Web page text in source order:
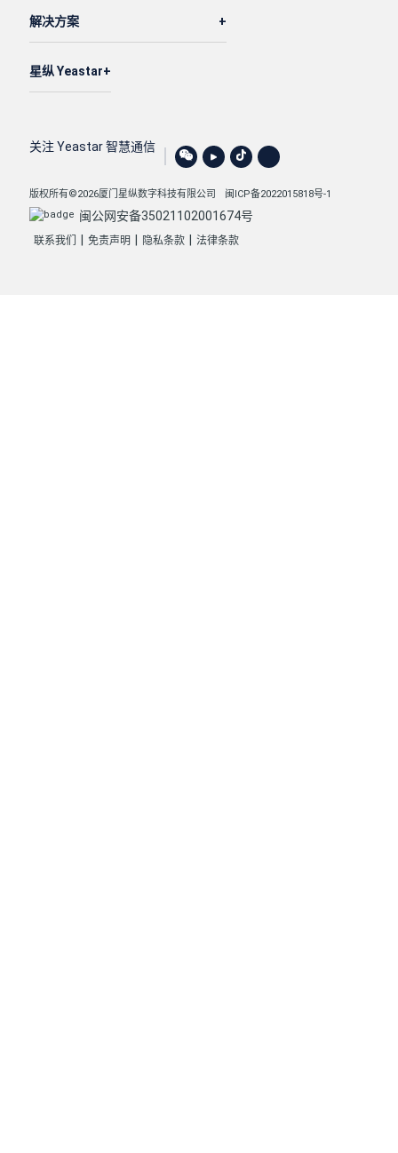
解决方案
星纵 Yeastar
关注 Yeastar 智慧通信
版权所有©2026厦门星纵数字科技有限公司 闽ICP备2022015818号-1
闽公网安备35021102001674号
联系我们 免责声明 隐私条款 法律条款